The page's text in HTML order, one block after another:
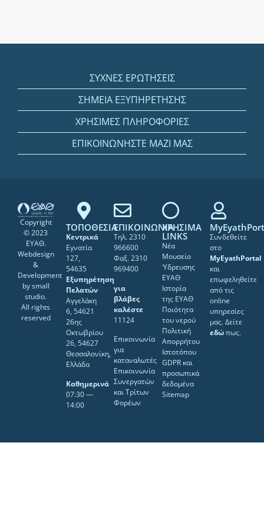
ΣΥΧΝΕΣ ΕΡΩΤΗΣΕΙΣ
ΣΗΜΕΙΑ ΕΞΥΠΗΡΕΤΗΣΗΣ
ΧΡΗΣΙΜΕΣ ΠΛΗΡΟΦΟΡΙΕΣ
ΕΠΙΚΟΙΝΩΝΗΣΤΕ ΜΑΖΙ ΜΑΣ
Copyright
© 2023
ΕΥΑΘ.
Webdesign
&
Development
bysmall
studio.
All rights
reserved
ΤΟΠΟΘΕΣΙΑ
Κεντρικά
Εγνατία
127,
54635
Εξυπηρέτηση
Πελατών
Αγγελάκη
6, 54621
26ης
Οκτωβρίου
26, 54627
Θεσσαλονίκη,
Ελλάδα
Καθημερινά
07:30 ―
14:00
ΕΠΙΚΟΙΝΩΝΙΑ
Τηλ. 2310
966600
Φαξ. 2310
969400
για
βλάβες
καλέστε
11124
Επικοινωνία
για
καταναλωτές
Επικοινωνία
Συνεργατών
και Τρίτων
Φορέων
ΧΡΗΣΙΜΑ
LINKS
Νέα
Μουσείο
Ύδρευσης
ΕΥΑΘ
Ιστορία
της ΕΥΑΘ
Ποιότητα
του νερού
Πολιτική
Απορρήτου
Ιστοτόπου
GDPR και
προσωπικά
δεδομένα
Sitemap
Συνδεθείτε
στο
MyEyathPortal
και
επωφεληθείτε
από τις
online
υπηρεσίες
μας. Δείτε
εδώπως.